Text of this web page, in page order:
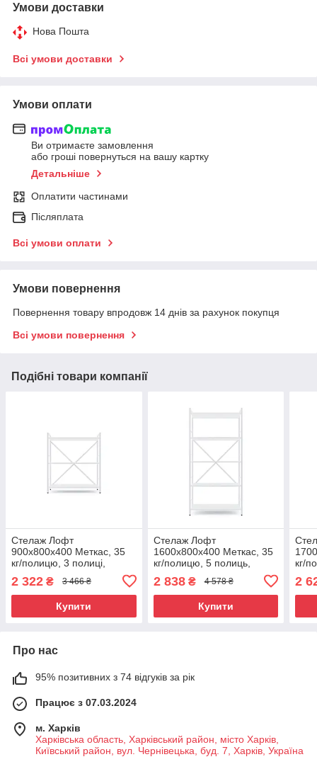
Умови доставки
Нова Пошта
Всі умови доставки
Умови оплати
Ви отримаєте замовлення
або гроші повернуться на вашу картку
Детальніше
Оплатити частинами
Післяплата
Всі умови оплати
Умови повернення
Повернення товару впродовж 14 днів за рахунок покупця
Всі умови повернення
Подібні товари компанії
Стелаж Лофт
900х800х400 Меткас, 35
кг/полицю, 3 полиці,
2 322 ₴ 3 466 ₴
Купити
Стелаж Лофт
1600х800х400 Меткас, 35
кг/полицю, 5 полиць,
2 838₴ 4 578 ₴
Купити
кг/
2
Про нас
95% позитивних з 74 відгуків за рік
Працює з 07.03.2024
м. Харків
Харківська область, Харківський район, місто Харків,
Київський район, вул. Чернівецька, буд. 7, Харків, Україна